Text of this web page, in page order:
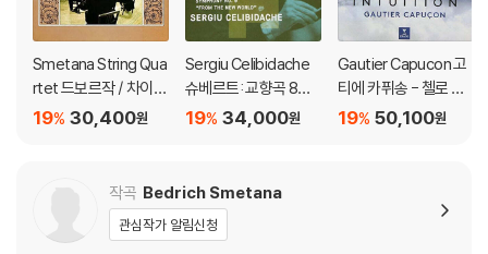
UARTET TCHAIKOVSKY - STRING QUARTET NO. 1 HAYDN - TH
E SEVEN LAST WORDS OF OUR SAVIOUR ON THE CROSS MOZ
ART - COMPLETE VIOLA QUINTETS, VOL. 1 KAVAFIAN · TENEN
BOM MOZART - COMPLETE VIOLA QUINTETS, VOL. 2 KASHKA
SHIAN · TENENBOM MOZART - COMPLETE VIOLA QUINTETS,
ESTIVAL ENSEMBLE
Smetana String Qua
rtet 드보르작 / 차이코
프스키: 현악 사중주 (D
can' / Tchaikovsky:
Quartet No.1 Op.11)
[HQCD]
30,400원
19%
Sergiu Celibidache
슈베르트: 교향곡 8번
'미완성' / 드보르작: 교
ished Symphony / D
vorak: From the Ne
w World) [UHQCD]
34,000원
19%
Gautier Capucon 고
티에 카퓌송 - 첼로 소
품집 '인투이션' (Intuiti
50,100원
19%
작곡 Bedrich Smetana
관심작가 알림신청